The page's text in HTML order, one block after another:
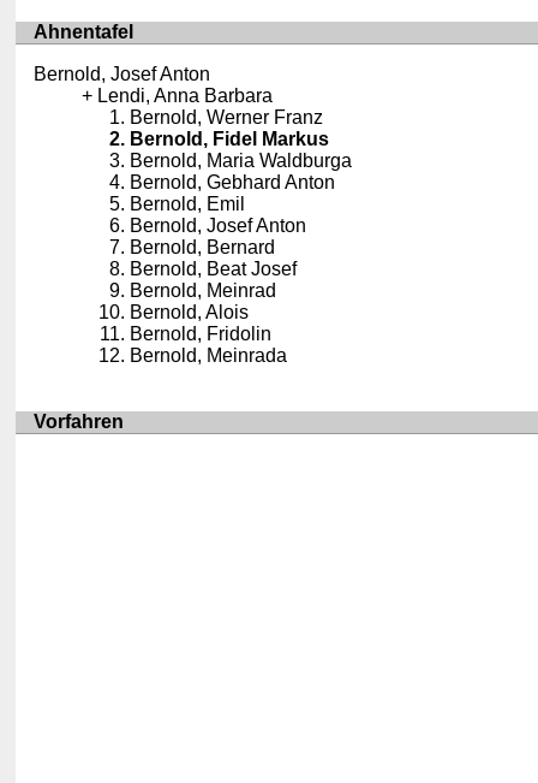
Ahnentafel
Bernold, Josef Anton
Lendi, Anna Barbara
Bernold, Werner Franz
Bernold, Fidel Markus
Bernold, Maria Waldburga
Bernold, Gebhard Anton
Bernold, Emil
Bernold, Josef Anton
Bernold, Bernard
Bernold, Beat Josef
Bernold, Meinrad
Bernold, Alois
Bernold, Fridolin
Bernold, Meinrada
Vorfahren